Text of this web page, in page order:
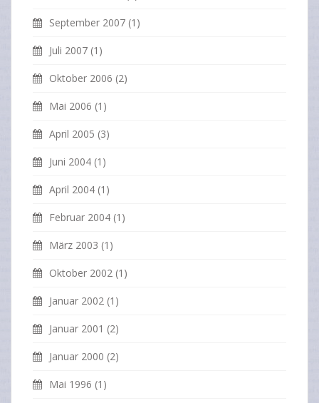
September 2007 (1)
Juli 2007 (1)
Oktober 2006 (2)
Mai 2006 (1)
April 2005 (3)
Juni 2004 (1)
April 2004 (1)
Februar 2004 (1)
März 2003 (1)
Oktober 2002 (1)
Januar 2002 (1)
Januar 2001 (2)
Januar 2000 (2)
Mai 1996 (1)